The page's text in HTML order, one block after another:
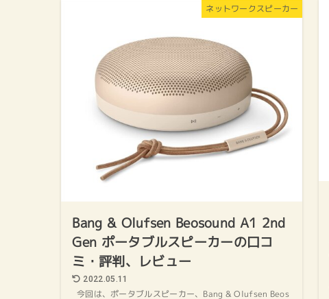
ネットワークスピーカー
Bang & Olufsen Beosound A1 2nd
Gen ポータブルスピーカーの口コ
ミ・評判、レビュー
2022.05.11
今回は、ポータブルスピーカー、Bang & Olufsen Beos